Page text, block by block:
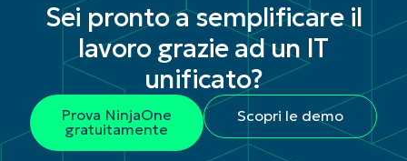
Sei pronto a semplificare il
lavoro grazie ad un IT
unificato?
Prova NinjaOne
gratuitamente
Scopri le demo